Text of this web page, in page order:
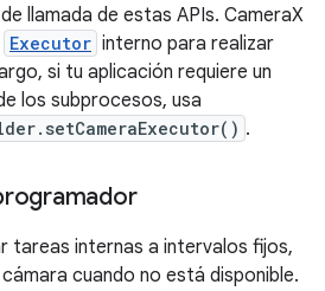
llamada de estas APIs. CameraX
Executor interno para realizar
si tu aplicación requiere un
los subprocesos, usa
.
tareas internas a intervalos fijos,
cuando no está disponible.